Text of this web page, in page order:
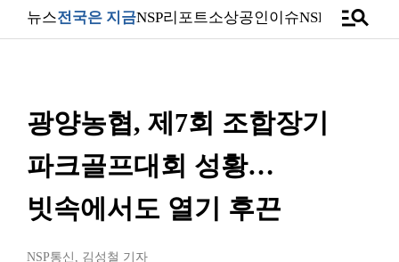
뉴스전국은 지금NSP리포트소상공인이슈NSPTVmanage_search
광양농협, 제7회 조합장기
파크골프대회 성황…
빗속에서도 열기 후끈
NSP통신 , 김성철 기자